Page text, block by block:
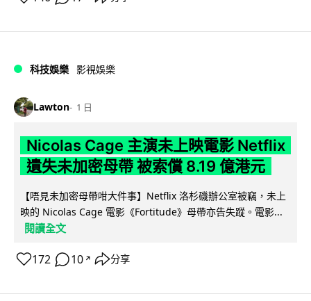
科技娛樂 影視娛樂
Lawton 1 日
Nicolas Cage 主演未上映電影 Netflix
遺失未加密母帶 被索償 8.19 億港元
【唔見未加密母帶咁大件事】Netflix 洛杉磯辦公室被竊，未上
映的 Nicolas Cage 電影《Fortitude》母帶亦告失蹤。電影...
閱讀全文
172 10 ↗ 分享